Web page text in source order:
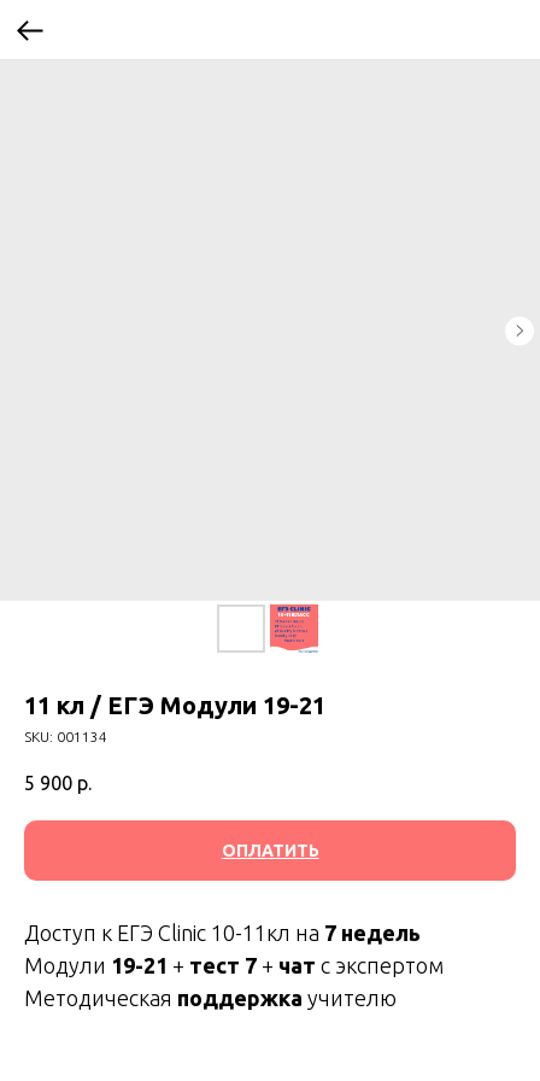
11 кл / ЕГЭ Модули 19-21
SKU: 001134
5 900 р.
ОПЛАТИТЬ
Доступ к ЕГЭ Clinic 10-11кл на 7 недель
Модули 19-21 + тест 7 + чат с экспертом
Методическая поддержка учителю